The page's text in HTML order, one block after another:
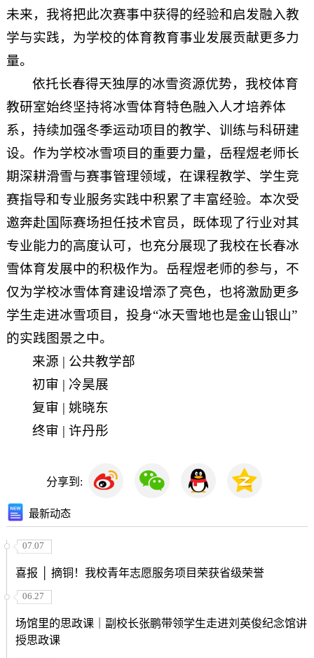
未来，我将把此次赛事中获得的经验和启发融入教
学与实践，为学校的体育教育事业发展贡献更多力
量。
依托长春得天独厚的冰雪资源优势，我校体育
教研室始终坚持将冰雪体育特色融入人才培养体
系，持续加强冬季运动项目的教学、训练与科研建
设。作为学校冰雪项目的重要力量，岳程煜老师长
期深耕滑雪与赛事管理领域，在课程教学、学生竞
赛指导和专业服务实践中积累了丰富经验。本次受
邀奔赴国际赛场担任技术官员，既体现了行业对其
专业能力的高度认可，也充分展现了我校在长春冰
雪体育发展中的积极作为。岳程煜老师的参与，不
仅为学校冰雪体育建设增添了亮色，也将激励更多
学生走进冰雪项目，投身“冰天雪地也是金山银山”
的实践图景之中。
来源 | 公共教学部
初审 | 冷昊展
复审 | 姚晓东
终审 | 许丹彤
分享到:
最新动态
07.07
喜报 │ 摘铜！我校青年志愿服务项目荣获省级荣誉
06.27
场馆里的思政课｜副校长张鹏带领学生走进刘英俊纪念馆讲
授思政课